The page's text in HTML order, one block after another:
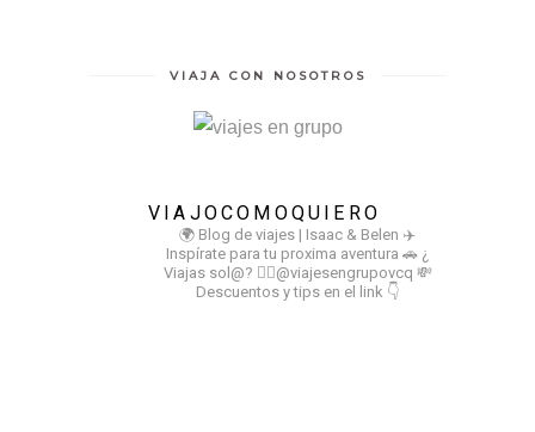
VIAJA CON NOSOTROS
VIAJOCOMOQUIERO
🌍 Blog de viajes | Isaac & Belen ✈️
Inspírate para tu proxima aventura 🚗 ¿
Viajas sol@? 👉🏻@viajesengrupovcq 💸
Descuentos y tips en el link 👇